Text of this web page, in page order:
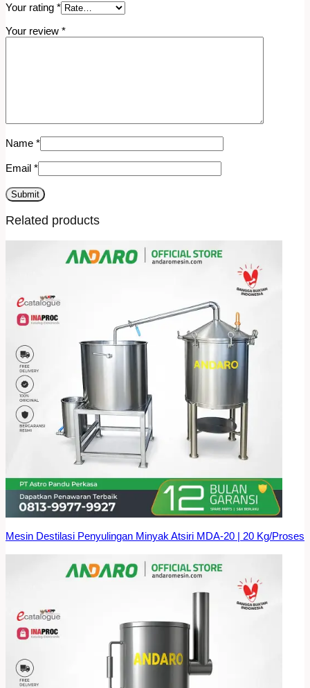
Your rating *
Your review *
Name *
Email *
Related products
Mesin Destilasi Penyulingan Minyak Atsiri MDA-20 | 20 Kg/Proses